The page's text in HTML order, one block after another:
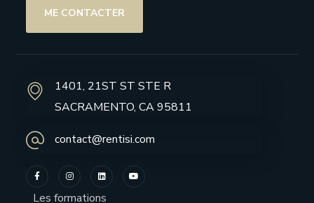
ME CONTACTER
1401, 21ST ST STE R
SACRAMENTO, CA 95811
contact@rentisi.com
Les formations